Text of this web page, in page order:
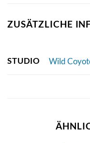
ZUSÄTZLICHE
STUDIO Wild